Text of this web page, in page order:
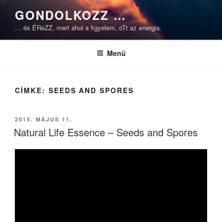
Tartalomhoz
GONDOLKOZZ …
… és ÉReZZ, mert ahol a figyelem, oTt az energia.
Menü
CÍMKE: SEEDS AND SPORES
BEKÜLDVE:
2015. MÁJUS 11.
Natural Life Essence – Seeds and Spores